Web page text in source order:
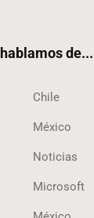
de...
Chile
México
Noticias
Microsoft